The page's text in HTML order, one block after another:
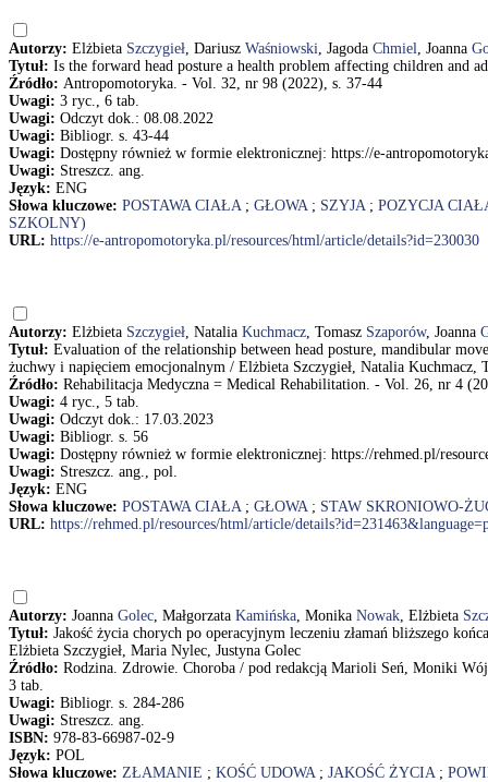
Autorzy: Elżbieta Szczygieł, Dariusz Waśniowski, Jagoda Chmiel, Joanna
Tytuł: Is the forward head posture a health problem affecting children and
Źródło: Antropomotoryka. - Vol. 32, nr 98 (2022), s. 37-44
Uwagi: 3 ryc., 6 tab.
Uwagi: Odczyt dok.: 08.08.2022
Uwagi: Bibliogr. s. 43-44
Uwagi: Dostępny również w formie elektronicznej: https://e-
Uwagi: Streszcz. ang.
Język: ENG
Słowa kluczowe: POSTAWA CIAŁA; GŁOWA; SZYJA; POZYCJA
SZKOLNY)
URL: https://e-antropomotoryka.pl/resources/html/article/details?id=230030
Autorzy: Elżbieta Szczygieł, Natalia Kuchmacz, Tomasz Szaporów, Joanna
Tytuł: Evaluation of the relationship between head posture, mandibular
żuchwy i napięciem emocjonalnym / Elżbieta Szczygieł, Natalia Kuchmacz,
Źródło: Rehabilitacja Medyczna = Medical Rehabilitation. - Vol. 26, nr 4
Uwagi: 4 ryc., 5 tab.
Uwagi: Odczyt dok.: 17.03.2023
Uwagi: Bibliogr. s. 56
Uwagi: Dostępny również w formie elektronicznej: https://rehmed.pl/
Uwagi: Streszcz. ang., pol.
Język: ENG
Słowa kluczowe: POSTAWA CIAŁA; GŁOWA; STAW SKRONIOWO-
URL: https://rehmed.pl/resources/html/article/
Autorzy: Joanna Golec, Małgorzata Kamińska, Monika Nowak, Elżbieta
Tytuł: Jakość życia chorych po operacyjnym leczeniu złamań bliższego
Elżbieta Szczygieł, Maria Nylec, Justyna Golec
Źródło: Rodzina. Zdrowie. Choroba / pod redakcją Marioli Seń, Moniki
3 tab.
Uwagi: Bibliogr. s. 284-286
Uwagi: Streszcz. ang.
ISBN: 978-83-66987-02-9
Język: POL
Słowa kluczowe: ZŁAMANIE ; KOŚĆ UDOWA; JAKOŚĆ ŻYCIA;